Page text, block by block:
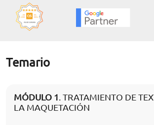
Temario
MÓDULO 1. TRATAMIENTO DE
LA MAQUETACIÓN